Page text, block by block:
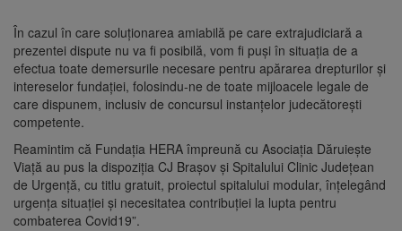
În cazul în care soluționarea amiabilă pe care extrajudiciară a
prezentei dispute nu va fi posibilă, vom fi puși în situația de a
efectua toate demersurile necesare pentru apărarea drepturilor și
intereselor fundației, folosindu-ne de toate mijloacele legale de
care dispunem, inclusiv de concursul instanțelor judecătorești
competente.
Reamintim că Fundația HERA împreună cu Asociația Dăruiește
Viață au pus la dispoziția CJ Brașov și Spitalului Clinic Județean
de Urgență, cu titlu gratuit, proiectul spitalului modular, înțelegând
urgența situației și necesitatea contribuției la lupta pentru
combaterea Covid19”.